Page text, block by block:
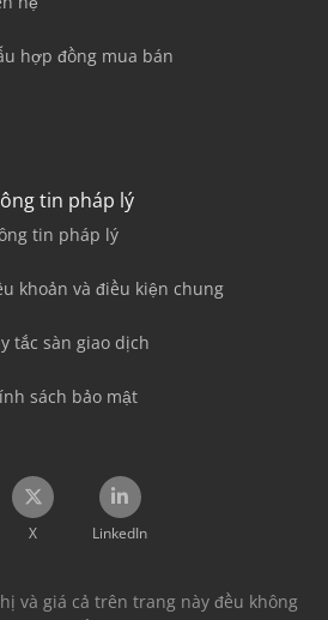
hợp đồng mua bán
tin pháp lý
tin pháp lý
khoản và điều kiện chung
tắc sàn giao dịch
sách bảo mật
X LinkedIn
và giá cả trên trang này đều không